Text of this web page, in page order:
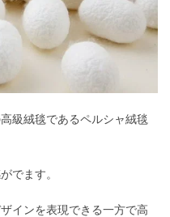
級絨毯であるペルシャ絨毯
でます。
インを表現できる一方で高